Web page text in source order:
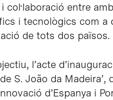
col·laboració entre
i tecnològics com a
de tots dos països.
l’acte
S. João da
d’Espanya i